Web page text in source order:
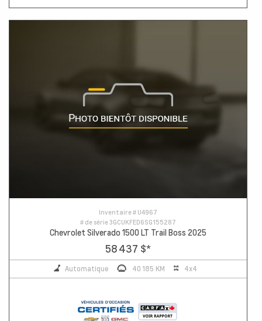
Inventaire # U4967
# de série3GCUKFED6SG155287
Chevrolet Silverado 1500 LT Trail Boss 2025
58 437 $*
Automatique 40 185 KM 4x4